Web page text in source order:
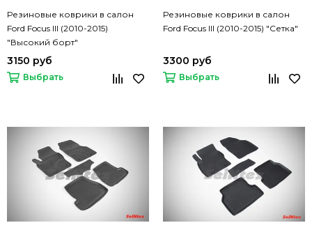
Резиновые коврики в салон
Ford Focus III (2010-2015)
"Высокий борт"
3150 руб
Выбрать
Резиновые коврики в салон
Ford Focus III (2010-2015) "Сетка"
3300 руб
Выбрать